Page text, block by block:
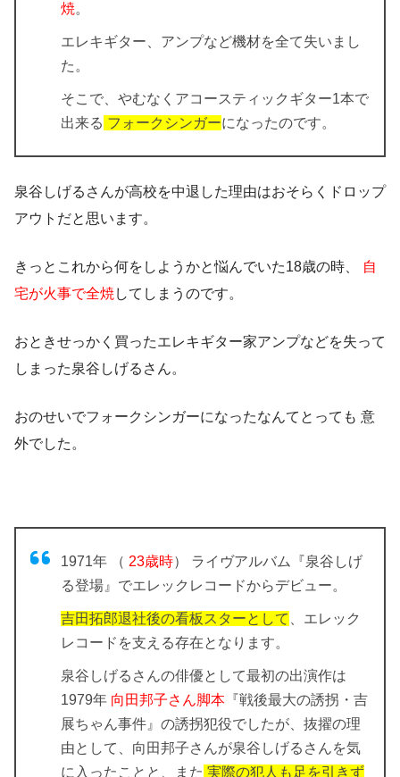
焼。
エレキギター、アンプなど機材を全て失いまし
た。
そこで、やむなくアコースティックギター1本で
出来る フォークシンガーになったのです。
泉谷しげるさんが高校を中退した理由はおそらくドロップ
アウトだと思います。
きっとこれから何をしようかと悩んでいた18歳の時、
自
宅が火事で全焼してしまうのです。
おときせっかく買ったエレキギター家アンプなどを失って
しまった泉谷しげるさん。
おのせいでフォークシンガーになったなんてとっても 意
外でした。
1971年 （ 23歳時） ライヴアルバム『泉谷しげ
る登場』でエレックレコードからデビュー。
吉田拓郎退社後の看板スターとして
、エレック
レコードを支える存在となります。
泉谷しげるさんの俳優として最初の出演作は
1979年 向田邦子さん脚本 『戦後最大の誘拐・吉
展ちゃん事件』の誘拐犯役でしたが、抜擢の理
由として、向田邦子さんが泉谷しげるさんを気
に入ったことと、また 実際の犯人も足を引きず